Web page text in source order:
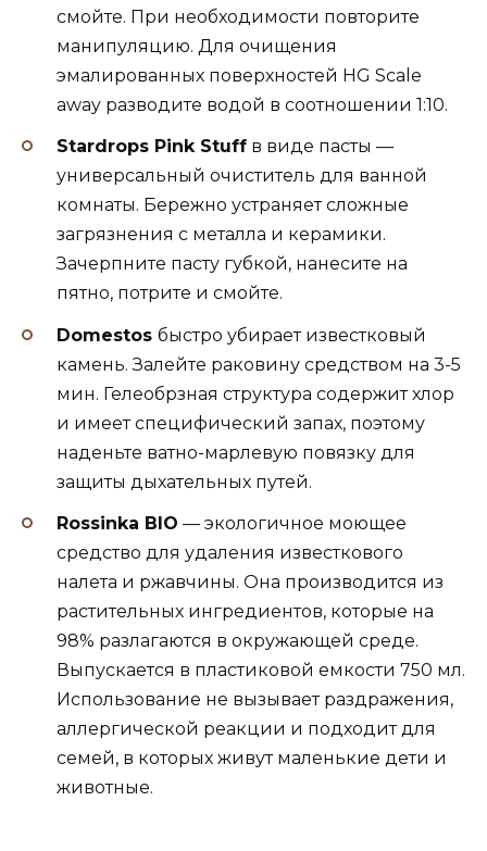
смойте. При необходимости повторите
манипуляцию. Для очищения
эмалированных поверхностей HG Scale
away разводите водой в соотношении 1:10.
Stardrops Pink Stuff в виде пасты —
универсальный очиститель для ванной
комнаты. Бережно устраняет сложные
загрязнения с металла и керамики.
Зачерпните пасту губкой, нанесите на
пятно, потрите и смойте.
Domestos быстро убирает известковый
камень. Залейте раковину средством на 3-5
мин. Гелеобрзная структура содержит хлор
и имеет специфический запах, поэтому
наденьте ватно-марлевую повязку для
защиты дыхательных путей.
Rossinka BIO — экологичное моющее
средство для удаления известкового
налета и ржавчины. Она производится из
растительных ингредиентов, которые на
98% разлагаются в окружающей среде.
Выпускается в пластиковой емкости 750 мл.
Использование не вызывает раздражения,
аллергической реакции и подходит для
семей, в которых живут маленькие дети и
животные.